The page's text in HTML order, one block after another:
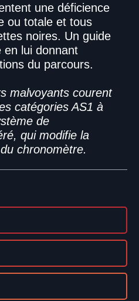
une déficience
ou totale et tous
noires. Un guide
en lui donnant
du parcours.
malvoyants courent
catégories AS1 à
de
qui modifie la
chronomètre.